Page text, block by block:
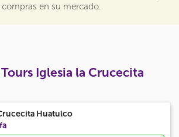
en su mercado.
Iglesia la Crucecita
Huatulco